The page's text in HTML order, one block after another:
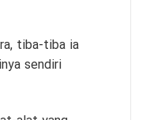
tiba-tiba ia
sendiri